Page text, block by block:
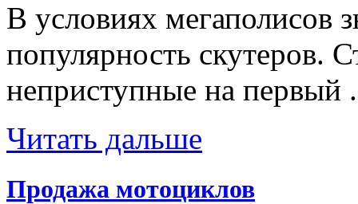
В условиях мегаполисов
популярность скутеров.
неприступные на первый
Читать дальше
Продажа мотоциклов